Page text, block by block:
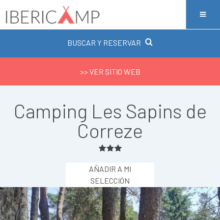
BUSCAR Y RESERVAR
>> VER SITIO WEB
Camping Les Sapins de
Correze
AÑADIR A MI
SELECCIÓN